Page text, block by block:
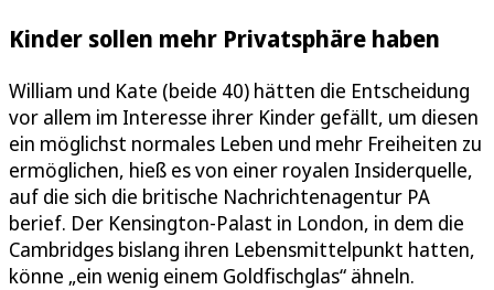
Kinder sollen mehr Privatsphäre haben
William und Kate (beide 40) hätten die Entscheidung
vor allem im Interesse ihrer Kinder gefällt, um diesen
ein möglichst normales Leben und mehr Freiheiten zu
ermöglichen, hieß es von einer royalen Insiderquelle,
auf die sich die britische Nachrichtenagentur PA
berief. Der Kensington-Palast in London, in dem die
Cambridges bislang ihren Lebensmittelpunkt hatten,
könne „ein wenig einem Goldfischglas“ ähneln.